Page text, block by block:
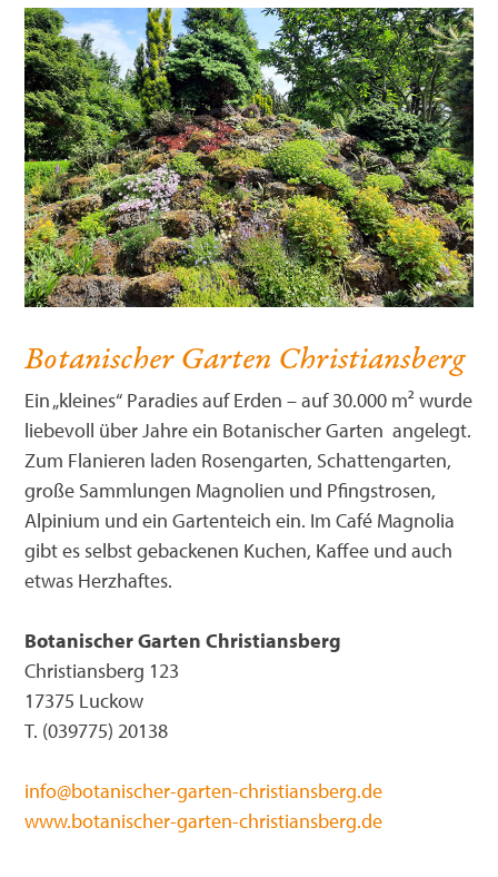
Botanischer Garten Christiansberg
Ein „kleines“ Paradies auf Erden – auf 30.000 m² wurde
liebevoll über Jahre ein Botanischer Garten angelegt.
Zum Flanieren laden Rosengarten, Schattengarten,
große Sammlungen Magnolien und Pfingstrosen,
Alpinium und ein Gartenteich ein. Im Café Magnolia
gibt es selbst gebackenen Kuchen, Kaffee und auch
etwas Herzhaftes.
Botanischer Garten Christiansberg
Christiansberg 123
17375 Luckow
T. (039775) 20138
info@botanischer-garten-christiansberg.de
www.botanischer-garten-christiansberg.de